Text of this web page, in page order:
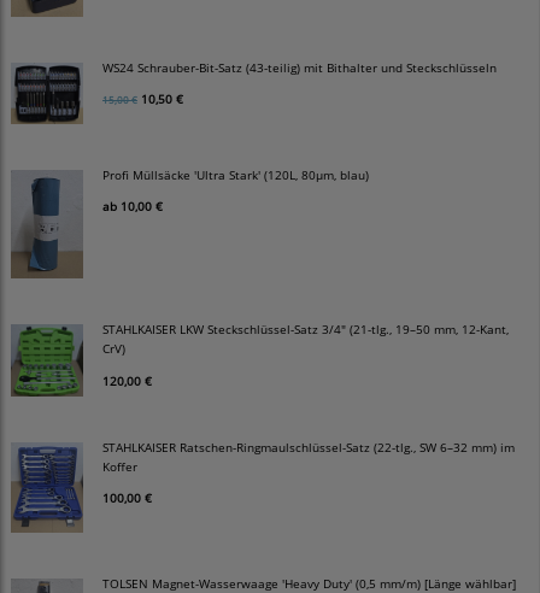
WS24 Schrauber-Bit-Satz (43-teilig) mit Bithalter und Steckschlüsseln
15,00 € 10,50 €
Profi Müllsäcke 'Ultra Stark' (120L, 80µm, blau)
ab 10,00 €
STAHLKAISER LKW Steckschlüssel-Satz 3/4" (21-tlg., 19–50 mm, 12-Kant,
CrV)
120,00 €
STAHLKAISER Ratschen-Ringmaulschlüssel-Satz (22-tlg., SW 6–32 mm) im
Koffer
100,00 €
TOLSEN Magnet-Wasserwaage 'Heavy Duty' (0,5 mm/m) [Länge wählbar]